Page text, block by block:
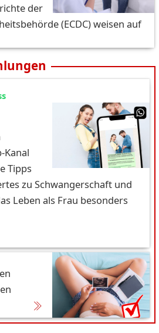
der
(ECDC) weisen auf
Kanal
Tipps
zu Schwangerschaft und
Leben als Frau besonders